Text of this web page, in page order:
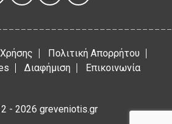
Πολιτική Απορρήτου
Διαφήμιση Επικοινωνία
- 2026 greveniotis.gr